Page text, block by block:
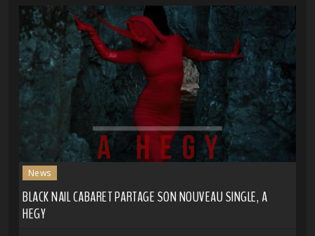
News
BLACK NAIL CABARET PARTAGE SON NOUVEAU SINGLE, A
HEGY